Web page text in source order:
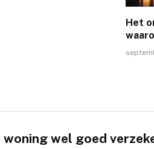
Het
woning wel goed